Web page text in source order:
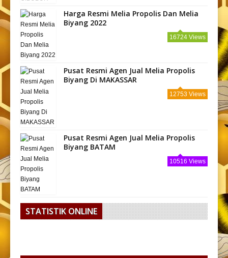
Harga Resmi Melia Propolis Dan Melia
Biyang 2022
16724 Views
Pusat Resmi Agen Jual Melia Propolis
Biyang Di MAKASSAR
12753 Views
Pusat Resmi Agen Jual Melia Propolis
Biyang BATAM
10516 Views
STATISTIK ONLINE